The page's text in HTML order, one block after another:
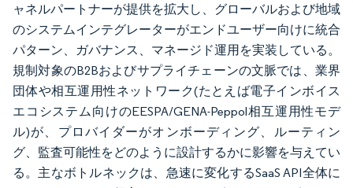
ャネルパートナーが提供を拡大し、グローバルおよび地域
のシステムインテグレーターがエンドユーザー向けに統合
パターン、ガバナンス、マネージド運用を実装している。
規制対象のB2Bおよびサプライチェーンの文脈では、業界
団体や相互運用性ネットワーク(たとえば電子インボイス
エコシステム向けのEESPA/GENA-Peppol相互運用性モデ
ル)が、プロバイダーがオンボーディング、ルーティン
グ、監査可能性をどのように設計するかに影響を与えてい
る。主なボトルネックは、急速に変化するSaaS API全体に